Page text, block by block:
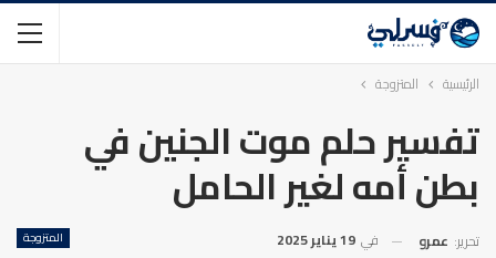
الرئيسية المتزوجة
تفسير حلم موت الجنين في
بطن أمه لغير الحامل
المتزوجة تحرير: عمرو في 19 يناير 2025